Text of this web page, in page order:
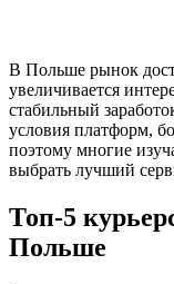
В Польше рынок
увеличивается
стабильный
условия платформ,
поэтому многие
выбрать лучший
Топ-5
Польше